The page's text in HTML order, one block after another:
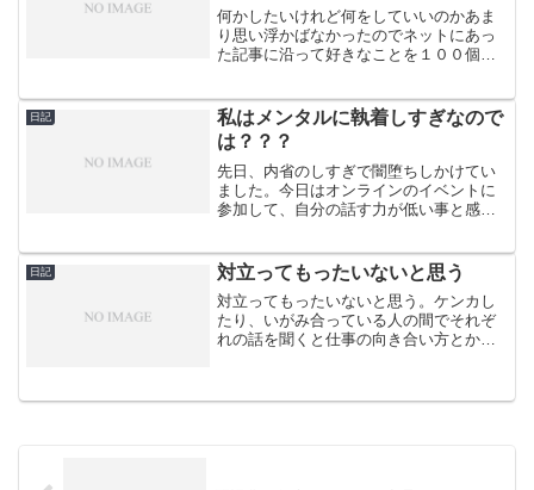
何かしたいけれど何をしていいのかあま
り思い浮かばなかったのでネットにあっ
た記事に沿って好きなことを１００個書
さに圧を感じる時があるけれど、今はさ
ほど気にしていないので、...
日記
私はメンタルに執着しすぎなので
は？？？
先日、内省のしすぎで闇堕ちしかけてい
ました。今日はオンラインのイベントに
参加して、自分の話す力が低い事と感じ
した。【完全版】超かんたん言語化トレ
ーニング「考えを言葉...
日記 対立ってもったいないと思う
対立ってもったいないと思う。ケンカし
たり、いがみ合っている人の間でそれぞ
れの話を聞くと仕事の向き合い方とか部
いないよなと思う。話し合ってそれは分